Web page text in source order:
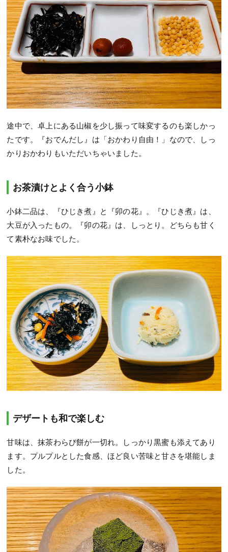
途中で、卓上にある山椒を少し振って味変するのも楽しかっ
たです。『おでんだし』は「おかわり自由！」なので、しっ
かりおかわりもいただいちゃいました。
お茶漬けとよく合う小鉢
小鉢二品は、『ひじき煮』と『卯の花』。『ひじき煮』は、
大豆が入ったもの。『卯の花』は、しっとり。どちらも甘く
て素朴なお味でした。
デザートも和で楽しむ
甘味は、抹茶わらび餅が一切れ。しっかり黒蜜も添えてあり
ます。プルプルとした食感、ほど良い苦味と甘さを堪能しま
した。